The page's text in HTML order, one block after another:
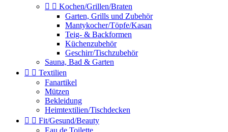
  Kochen/Grillen/Braten
Garten, Grills und Zubehör
Mantykocher/Töpfe/Kasan
Teig- & Backformen
Küchenzubehör
Geschirr/Tischzubehör
Sauna, Bad & Garten
  Textilien
Fanartikel
Mützen
Bekleidung
Heimtextilien/Tischdecken
  Fit/Gesund/Beauty
Eau de Toilette